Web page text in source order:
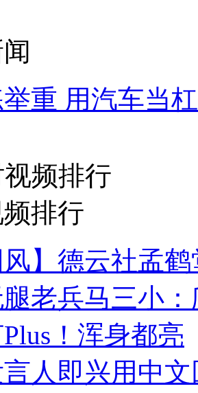
重 用汽车当
频排行
排行
风】德云社孟
老兵马三小
！浑身都亮
人即兴用中